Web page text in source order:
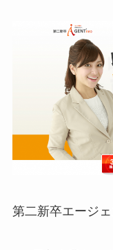
第二新卒エージ